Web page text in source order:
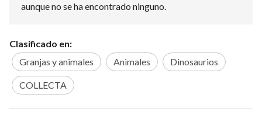
aunque no se ha encontrado ninguno.
Clasificado en:
Granjas y animales
Animales Dinosaurios
COLLECTA